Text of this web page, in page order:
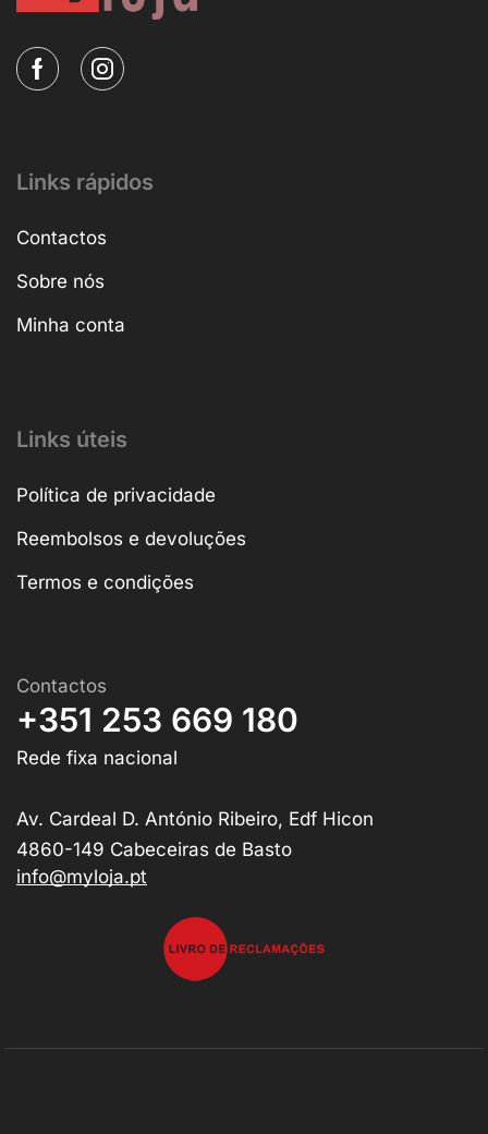
Links rápidos
Contactos
Sobre nós
Minha conta
Links úteis
Política de privacidade
Reembolsos e devoluções
Termos e condições
Contactos
+351 253 669 180
Rede fixa nacional
Av. Cardeal D. António Ribeiro, Edf Hicon
4860-149 Cabeceiras de Basto
info@myloja.pt